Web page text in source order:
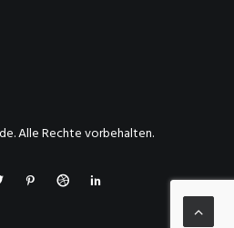
Alle Rechte vorbehalten.